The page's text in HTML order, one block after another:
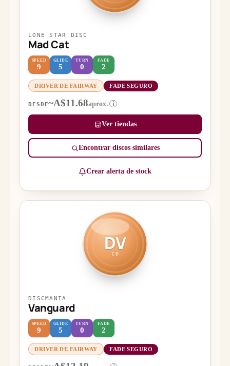
LONE STAR DISC
Mad Cat
SPEED
9
GLIDE
5
TURN
0
FADE
2
DRIVER DE FAIRWAY FADE SEGURO
DESDE~A$11.68aprox. i
Ver tiendas
Encontrar discos similares
Crear alerta de stock
DV
CD
DISCMANIA
Vanguard
SPEED
9
GLIDE
5
TURN
0
FADE
2
DRIVER DE FAIRWAY FADE SEGURO